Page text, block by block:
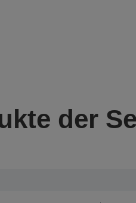
der